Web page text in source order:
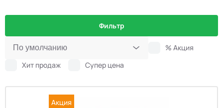
Фильтр
% Акция
Хит продаж
Супер цена
Акция